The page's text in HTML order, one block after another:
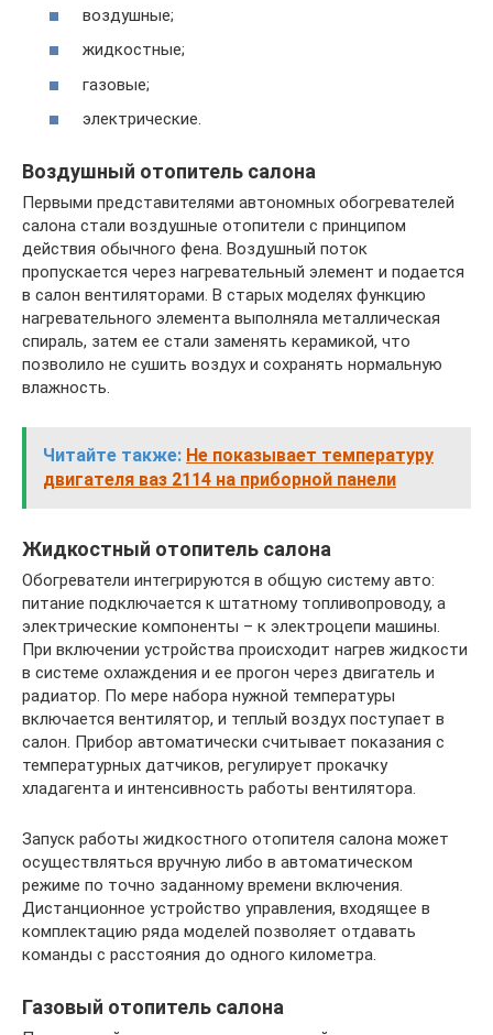
воздушные;
жидкостные;
газовые;
электрические.
Воздушный отопитель салона
Первыми представителями автономных обогревателей
салона стали воздушные отопители с принципом
действия обычного фена. Воздушный поток
пропускается через нагревательный элемент и подается
в салон вентиляторами. В старых моделях функцию
нагревательного элемента выполняла металлическая
спираль, затем ее стали заменять керамикой, что
позволило не сушить воздух и сохранять нормальную
влажность.
Читайте также: Не показывает температуру
двигателя ваз 2114 на приборной панели
Жидкостный отопитель салона
Обогреватели интегрируются в общую систему авто:
питание подключается к штатному топливопроводу, а
электрические компоненты – к электроцепи машины.
При включении устройства происходит нагрев жидкости
в системе охлаждения и ее прогон через двигатель и
радиатор. По мере набора нужной температуры
включается вентилятор, и теплый воздух поступает в
салон. Прибор автоматически считывает показания с
температурных датчиков, регулирует прокачку
хладагента и интенсивность работы вентилятора.
Запуск работы жидкостного отопителя салона может
осуществляться вручную либо в автоматическом
режиме по точно заданному времени включения.
Дистанционное устройство управления, входящее в
комплектацию ряда моделей позволяет отдавать
команды с расстояния до одного километра.
Газовый отопитель салона